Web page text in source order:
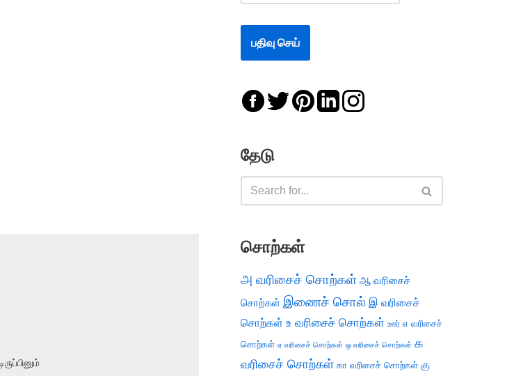
தேடு
சொற்கள்
அ வரிசைச் சொற்கள் ஆ வரிசைச்
சொற்கள் இணைச் சொல் இ வரிசைச்
சொற்கள் உ வரிசைச் சொற்கள் ஊர் எ வரிசைச்
சொற்கள் ஏ வரிசைச் சொற்கள் ஒ வரிசைச் சொற்கள் க
வரிசைச் சொற்கள் கா வரிசைச் சொற்கள் கு